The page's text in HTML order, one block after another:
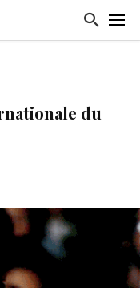
du